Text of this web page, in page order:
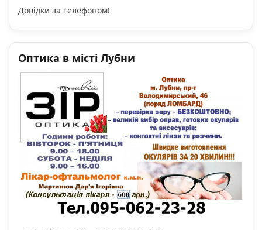
Довідки за телефоном!
Оптика в місті Лубни